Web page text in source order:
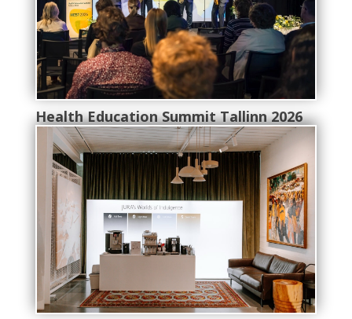
Health Education Summit Tallinn 2026